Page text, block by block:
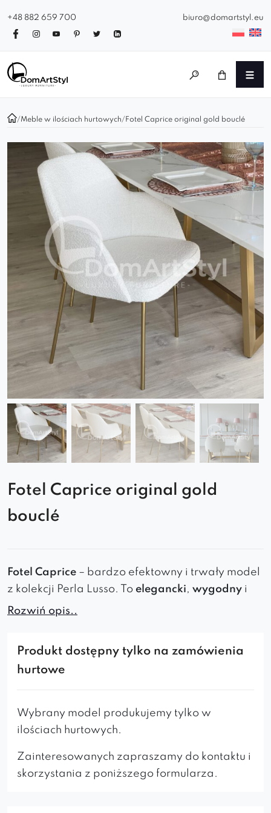
+48 882 659 700 biuro@domartstyl.eu
/Meble w ilościach hurtowych/ Fotel Caprice original gold bouclé
Fotel Caprice original gold
bouclé
Fotel Caprice – bardzo efektowny i trwały model
z kolekcji Perla Lusso. T o elegancki, wygodny i
trwały fotel
stylu.
aranżacje, zazwyczaj stając sięgłówną
dekoracją.
pleców i ramion, jednak dzięki dość wąskiej
podstawie całość prezentuje sięstylowo
Rozwiń opis..
Produkt dostępny tylko na zamówienia
hurtowe
Wybrany model produkujemy tylko w
ilościach hurtowych.
Zainteresowanych zapraszamy do kontaktu i
skorzystania z poniższego formularza.